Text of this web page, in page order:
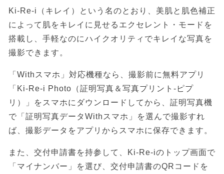
Ki-Re-i（キレイ）という名のとおり、美肌と肌色補正
によって肌をキレイに見せるエクセレント・モードを
搭載し、手軽なのにハイクオリティでキレイな写真を
撮影できます。
「Withスマホ」対応機種なら、撮影前に無料アプリ
「Ki-Re-i Photo（証明写真＆写真プリント-ピプ
リ）」をスマホにダウンロードしてから、証明写真機
で「証明写真データWithスマホ」を選んで撮影すれ
ば、撮影データをアプリからスマホに保存できます。
また、交付申請書を持参して、Ki-Re-iのトップ画面で
「マイナンバー」を選び、交付申請書のQRコードを